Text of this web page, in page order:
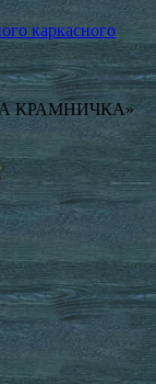
каркасного
КРАМНИЧКА»